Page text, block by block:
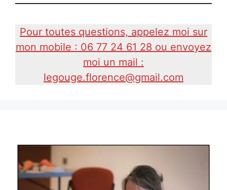
Pour toutes questions, appelez moi sur
mon mobile : 06 77 24 61 28 ou envoyez
moi un mail :
legouge.florence@gmail.com